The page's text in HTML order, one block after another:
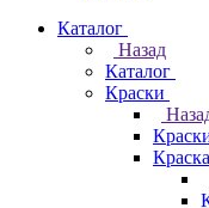
Каталог
Назад
Каталог
Краски